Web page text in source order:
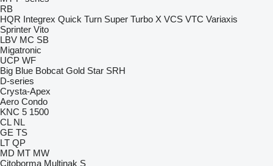
RB
HQR Integrex Quick Turn Super Turbo X VCS VTC Variaxis
Sprinter Vito
LBV MC SB
Migatronic
UCP WF
Big Blue Bobcat Gold Star SRH
D-series
Crysta-Apex
Aero Condo
KNC 5 1500
CL NL
GE TS
LT QP
MD MT MW
Citoborma Multinak S